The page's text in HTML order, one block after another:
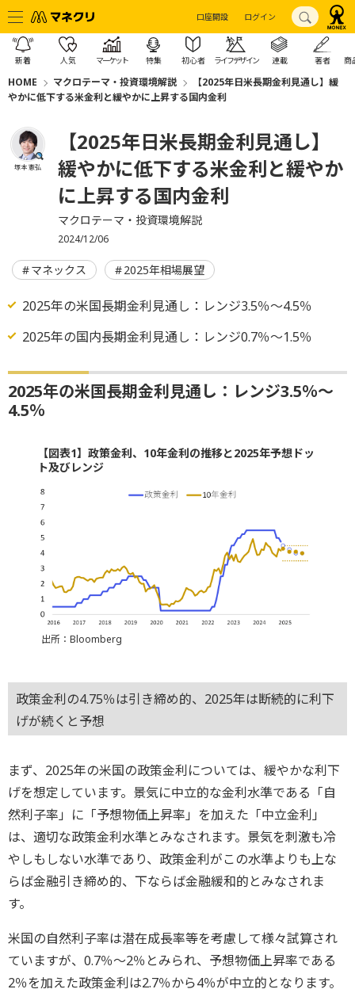
口座開設 ログイン
新着 人気 マーケット 特集 初心者 ライフデザイン 連載 著者 商
HOME マクロテーマ・投資環境解説
【2025年日米長期金利見通し】緩
やかに低下する米金利と緩やかに上昇する国内金利
塚本 憲弘
【2025年日米長期金利見通し】
緩やかに低下する米金利と緩やか
に上昇する国内金利
マクロテーマ・投資環境解説
2024/12/06
マネックス 2025年相場展望
2025年の米国長期金利見通し：レンジ3.5％～4.5％
2025年の国内長期金利見通し：レンジ0.7％～1.5％
2025年の米国長期金利見通し：レンジ3.5％～
4.5％
【図表1】政策金利、10年金利の推移と2025年予想ドッ
ト及びレンジ
出所：Bloomberg
政策金利の4.75％は引き締め的、2025年は断続的に利下
げが続くと予想
まず、2025年の米国の政策金利については、緩やかな利下
げを想定しています。景気に中立的な金利水準である「自
然利子率」に「予想物価上昇率」を加えた「中立金利」
は、適切な政策金利水準とみなされます。景気を刺激も冷
やしもしない水準であり、政策金利がこの水準よりも上な
らば金融引き締め的、下ならば金融緩和的とみなされま
す。
米国の自然利子率は潜在成長率等を考慮して様々試算され
ていますが、0.7％～2％とみられ、予想物価上昇率である
2％を加えた政策金利は2.7％から4％が中立的となります。